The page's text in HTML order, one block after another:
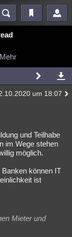
Kriminalfälle
Filme
Mehr
um 18:07
und Teilhabe
im Wege stehen
möglich.
können IT
ist
Mieter und